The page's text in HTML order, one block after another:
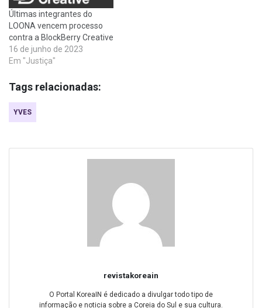
Últimas integrantes do
LOONA vencem processo
contra a BlockBerry Creative
16 de junho de 2023
Em "Justiça"
Tags relacionadas:
YVES
revistakoreain
O Portal KoreaIN é dedicado a divulgar todo tipo de
informação e noticia sobre a Coreia do Sul e sua cultura.